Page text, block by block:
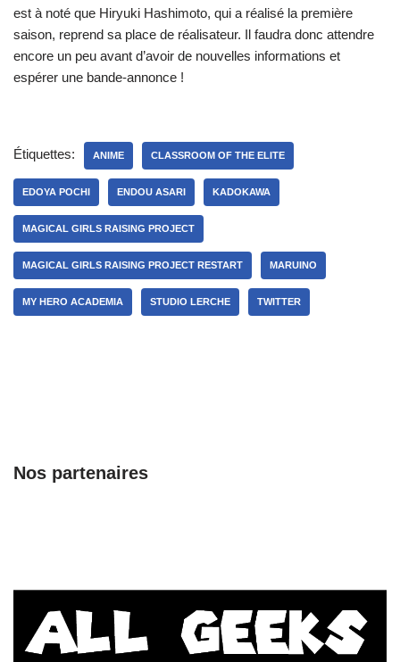
est à noté que Hiryuki Hashimoto, qui a réalisé la première
saison, reprend sa place de réalisateur. Il faudra donc attendre
encore un peu avant d’avoir de nouvelles informations et
espérer une bande-annonce !
Étiquettes: ANIME CLASSROOM OF THE ELITE
EDOYA POCHI ENDOU ASARI KADOKAWA
MAGICAL GIRLS RAISING PROJECT
MAGICAL GIRLS RAISING PROJECT RESTART MARUINO
MY HERO ACADEMIA STUDIO LERCHE TWITTER
Nos partenaires